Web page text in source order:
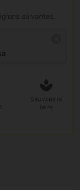
suivantes.
Sauvons la
terre